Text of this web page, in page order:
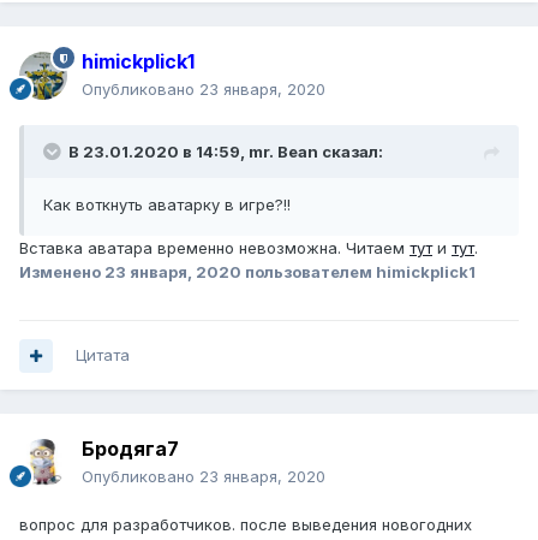
himickplick1
Опубликовано 23 января, 2020
В 23.01.2020 в 14:59, mr. Bean сказал:
Как воткнуть аватарку в игре?!!
Вставка аватара временно невозможна. Читаем тути тут.
Изменено 23 января, 2020 пользователем himickplick1
Цитата
Бродяга7
Опубликовано 23 января, 2020
вопрос для разработчиков. после выведения новогодних